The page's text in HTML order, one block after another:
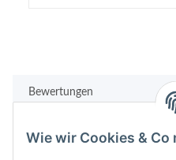
Bewertungen
Wie wir Cookies & Co